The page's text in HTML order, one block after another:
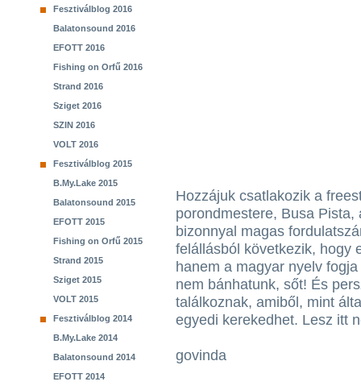
Fesztiválblog 2016
Balatonsound 2016
EFOTT 2016
Fishing on Orfű 2016
Strand 2016
Sziget 2016
SZIN 2016
VOLT 2016
Fesztiválblog 2015
B.My.Lake 2015
Balatonsound 2015
EFOTT 2015
Fishing on Orfű 2015
Strand 2015
Sziget 2015
VOLT 2015
Fesztiválblog 2014
B.My.Lake 2014
Balatonsound 2014
EFOTT 2014
Hozzájuk csatlakozik a
porondmestere, Busa
bizonnyal magas
felállásból következik, hogy
hanem a magyar nyelv
nem bánhatunk, sőt! És
találkoznak, amiből, mint
egyedi kerekedhet. Lesz itt
govinda